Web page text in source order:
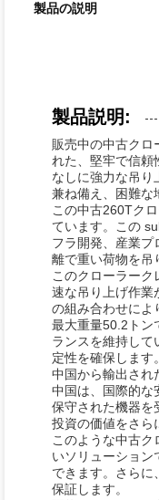
製品の説明
製品説明:
販売中の中古クロ
れた、堅牢で信頼
なしに強力な吊り
兼ね備え、困難な
この中古260Tク
ています。この
フラ開発、産業プ
離で重い荷物を吊
このクローラー
速な吊り上げ作業
の組み合わせによ
最大重量50.2トン
ランスを維持して
定性を確保します
中国から輸出され
中国は、国際的な
保守された機器を
投資の価値をさら
このような中古
いソリューション
できます。さらに
保証します。